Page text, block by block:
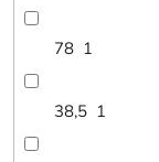
78 1
38,5 1